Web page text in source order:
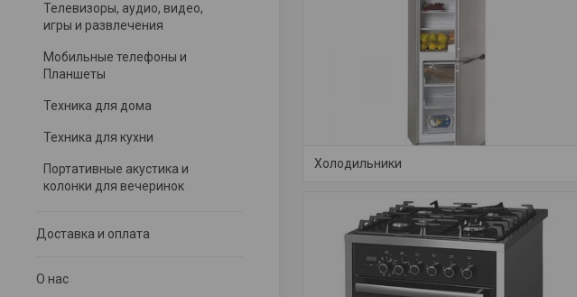
Телевизоры, аудио, видео,
игры и развлечения
Мобильные телефоны и
Планшеты
Техника для дома
Техника для кухни
Портативные акустика и
колонки для вечеринок
Доставка и оплата
О нас
Холодильники